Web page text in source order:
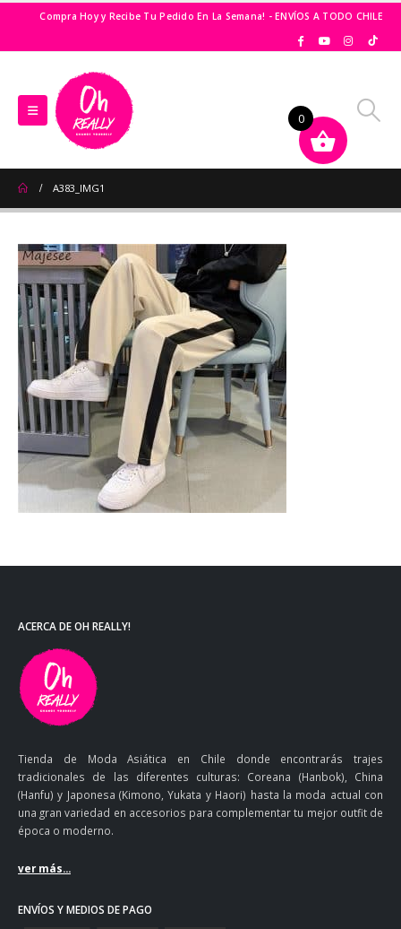
Compra Hoy y Recibe Tu Pedido En La Semana! - ENVÍOS A TODO CHILE
A383_IMG1
ACERCA DE OH REALLY!
Tienda de Moda Asiática en Chile donde encontrarás trajes
tradicionales de las diferentes culturas: Coreana (Hanbok), China
(Hanfu) y Japonesa (Kimono, Yukata y Haori) hasta la moda actual con
una gran variedad en accesorios para complementar tu mejor outfit de
época o moderno.
ver más...
ENVÍOS Y MEDIOS DE PAGO
0